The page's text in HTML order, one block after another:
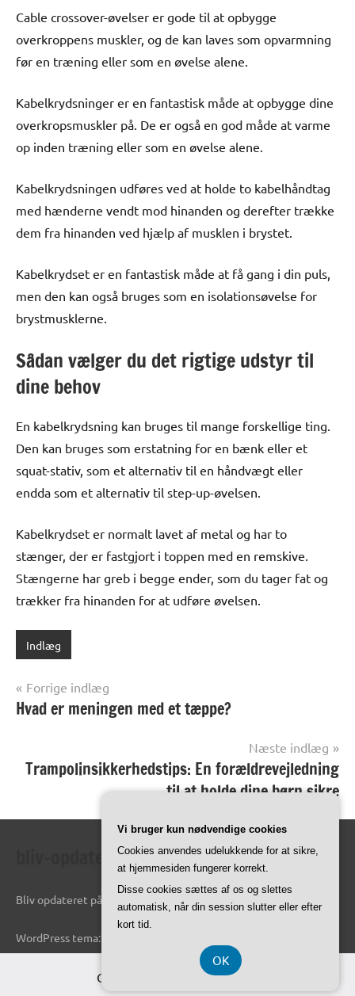
Cable crossover-øvelser er gode til at opbygge
overkroppens muskler, og de kan laves som opvarmning
før en træning eller som en øvelse alene.
Kabelkrydsninger er en fantastisk måde at opbygge dine
overkropsmuskler på. De er også en god måde at varme
op inden træning eller som en øvelse alene.
Kabelkrydsningen udføres ved at holde to kabelhåndtag
med hænderne vendt mod hinanden og derefter trække
dem fra hinanden ved hjælp af musklen i brystet.
Kabelkrydset er en fantastisk måde at få gang i din puls,
men den kan også bruges som en isolationsøvelse for
brystmusklerne.
Sådan vælger du det rigtige udstyr til
dine behov
En kabelkrydsning kan bruges til mange forskellige ting.
Den kan bruges som erstatning for en bænk eller et
squat-stativ, som et alternativ til en håndvægt eller
endda som et alternativ til step-up-øvelsen.
Kabelkrydset er normalt lavet af metal og har to
stænger, der er fastgjort i toppen med en remskive.
Stængerne har greb i begge ender, som du tager fat og
trækker fra hinanden for at udføre øvelsen.
Indlæg
Indlægsnavigation
Forrige indlæg
Hvad er meningen med et tæppe?
Næste indlæg
Trampolinsikkerhedstips: En forældrevejledning
til at holde dine børn sikre
bliv-opdateret.dk
Bliv opdateret på de seneste oplysninger online.
WordPress tema: Dynamico by ThemeZee.
CVR-Nummer DK374 077 39
Vi bruger kun nødvendige cookies
Cookies anvendes udelukkende for at sikre,
at hjemmesiden fungerer korrekt.
Disse cookies sættes af os og slettes
automatisk, når din session slutter eller efter
kort tid.
OK